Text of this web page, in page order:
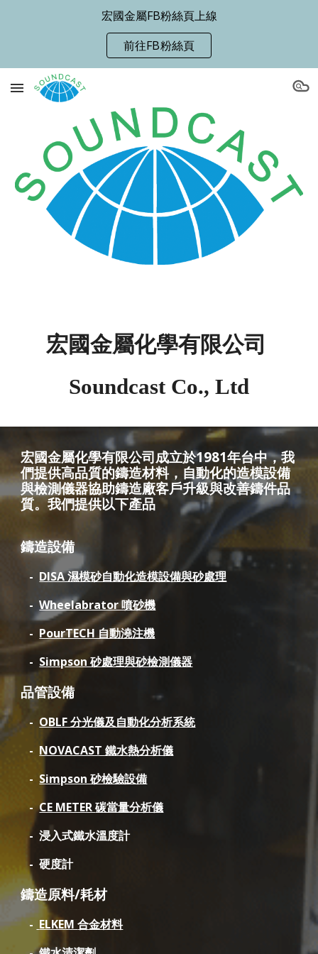
宏國金屬FB粉絲頁上線
前往FB粉絲頁
宏國金屬化學有限公司
Soundcast Co., Ltd
宏國金屬化學有限公司成立於1981年台中，我
們提供高品質的鑄造材料，自動化的造模設備
與檢測儀器協助鑄造廠客戶升級與改善鑄件品
質。我們提供以下產品
鑄造設備
- DISA 濕模砂自動化造模設備與砂處理
-Wheelabrator 噴砂機
- PourTECH 自動澆注機
- Simpson 砂處理與砂檢測儀器
品管設備
- OBLF 分光儀及自動化分析系統
- NOVACAST 鐵水熱分析儀
- Simpson 砂檢驗設備
-CE METER碳當量分析儀
- 浸入式鐵水溫度計
- 硬度計
鑄造原料/耗材
- ELKEM合金材料